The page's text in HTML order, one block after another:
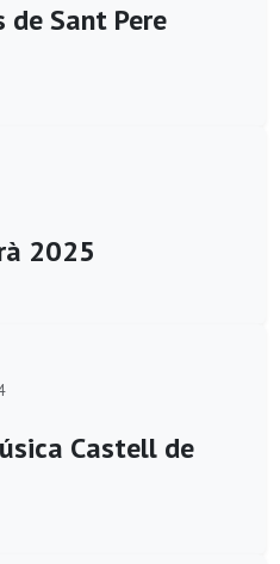
Sant Pere
2025
Castell de